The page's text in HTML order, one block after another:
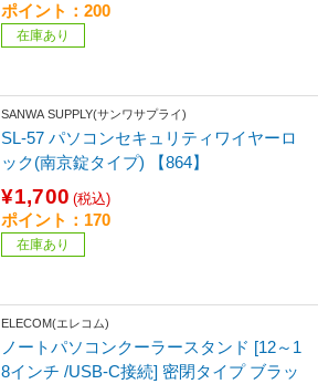
ポイント：200
在庫あり
SANWA SUPPLY(サンワサプライ)
SL-57 パソコンセキュリティワイヤーロ
ック(南京錠タイプ) 【864】
¥1,700 (税込)
ポイント：170
在庫あり
ELECOM(エレコム)
ノートパソコンクーラースタンド [12～1
8インチ /USB-C接続] 密閉タイプ ブラッ